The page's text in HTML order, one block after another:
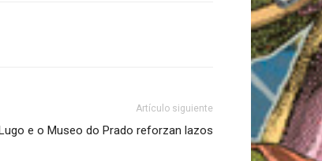
Artículo siguiente
e o Museo do Prado reforzan lazos